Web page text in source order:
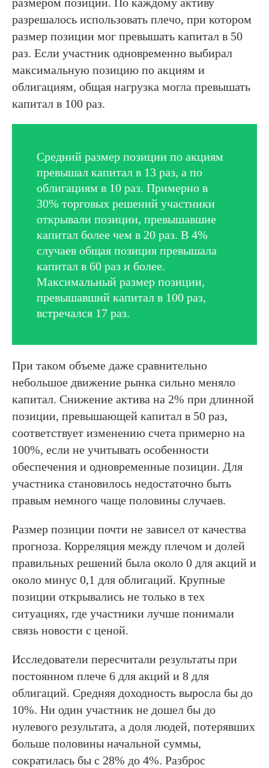
разрешалось использовать плечо, при котором
размер позиции мог превышать капитал в 50
раз. Если участник одновременно выбирал
максимальную позицию по акциям и
облигациям, общая нагрузка могла превышать
капитал в 100 раз.
Средний размер позиции по акциям
превышал капитал в 13 раз, а по
облигациям в 10 раз. Примерно в
30% торговых решений участники
открывали позиции, превышавшие
капитал более чем в 20 раз. В 4%
случаев общая позиция превышала
капитал в 60 раз и более.
Максимальный размер позиции,
превышавший капитал в 100 раз,
встречался 17 раз.
При таком объеме даже сравнительно
небольшое движение рынка сильно меняло
капитал. Снижение актива на 2% при длинной
позиции, превышающей капитал в 50 раз,
соответствует изменению счета примерно на
100%, если не учитывать особенности
обеспечения и одновременные позиции. Для
участника становилось недостаточно быть
правым немного чаще половины случаев.
Размер позиции почти не зависел от качества
прогноза. Корреляция между плечом и долей
правильных решений была около 0 для акций и
около минус 0,1 для облигаций. Крупные
позиции открывались не только в тех
ситуациях, где участники лучше понимали
связь новости с ценой.
Исследователи пересчитали результаты при
постоянном плече 6 для акций и 8 для
облигаций. Средняя доходность выросла бы до
10%. Ни один участник не дошел бы до
нулевого результата, а доля людей, потерявших
больше половины начальной суммы,
сократилась бы с 28% до 4%. Разброс